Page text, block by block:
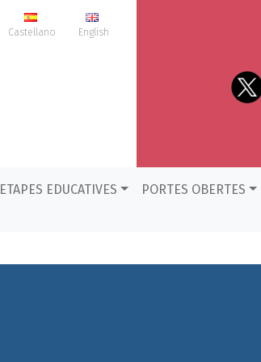
Castellano English
ETAPES EDUCATIVES PORTES OBERTES